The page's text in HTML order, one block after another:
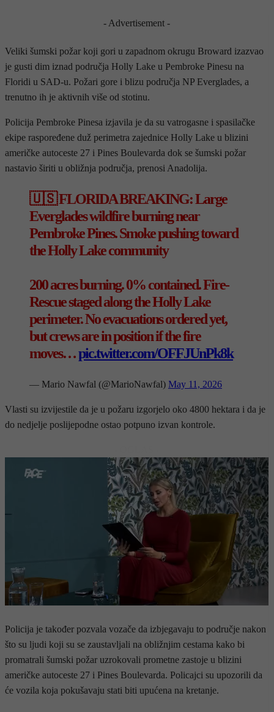
- Advertisement -
Veliki šumski požar koji gori u zapadnom okrugu Broward izazvao
je gusti dim iznad područja Holly Lake u Pembroke Pinesu na
Floridi u SAD-u. Požari gore i blizu područja NP Everglades, a
trenutno ih je aktivnih više od stotinu.
Policija Pembroke Pinesa izjavila je da su vatrogasne i spasilačke
ekipe raspoređene duž perimetra zajednice Holly Lake u blizini
američke autoceste 27 i Pines Boulevarda dok se šumski požar
nastavio širiti u obližnja područja, prenosi Anadolija.
🇺🇸 FLORIDA BREAKING: Large
Everglades wildfire burning near
Pembroke Pines. Smoke pushing toward
the Holly Lake community
200 acres burning. 0% contained. Fire-
Rescue staged along the Holly Lake
perimeter. No evacuations ordered yet,
but crews are in position if the fire
moves…pic.twitter.com/OFFJUnPk8k
— Mario Nawfal (@MarioNawfal) May 11, 2026
Vlasti su izvijestile da je u požaru izgorjelo oko 4800 hektara i da je
do nedjelje poslijepodne ostao potpuno izvan kontrole.
Policija je također pozvala vozače da izbjegavaju to područje nakon
što su ljudi koji su se zaustavljali na obližnjim cestama kako bi
promatrali šumski požar uzrokovali prometne zastoje u blizini
američke autoceste 27 i Pines Boulevarda. Policajci su upozorili da
će vozila koja pokušavaju stati biti upućena na kretanje.